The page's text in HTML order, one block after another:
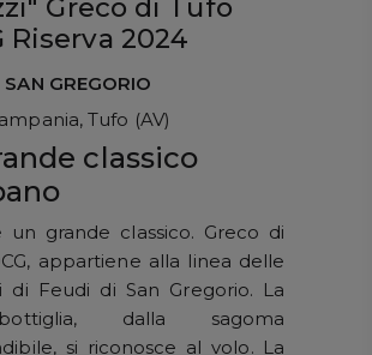
Greco di Tufo
Riserva 2024
SAN GREGORIO
Tufo (AV)
classico
un grande classico. Greco di
appartiene alla linea delle
di Feudi di San Gregorio. La
dalla sagoma
si riconosce al volo. La